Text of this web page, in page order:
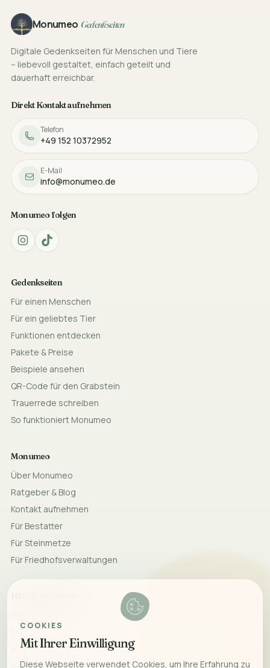
COOKIES
Mit Ihrer Einwilligung
Diese Webseite verwendet Cookies, um Ihre Erfahrung zu
FooterMonumeo Gedenkseiten
Digitale Gedenkseiten für Menschen und Tiere
– liebevoll gestaltet, einfach geteilt und
dauerhaft erreichbar.
Direkt Kontakt aufnehmen
Telefon
+49 152 10372952
E-Mail
info@monumeo.de
Monumeo folgen
Gedenkseiten
Für einen Menschen
Für ein geliebtes Tier
Funktionen entdecken
Pakete & Preise
Beispiele ansehen
QR-Code für den Grabstein
Trauerrede schreiben
So funktioniert Monumeo
Monumeo
Über Monumeo
Ratgeber & Blog
Kontakt aufnehmen
Für Bestatter
Für Steinmetze
Für Friedhofsverwaltungen
Datenschutz
AGB